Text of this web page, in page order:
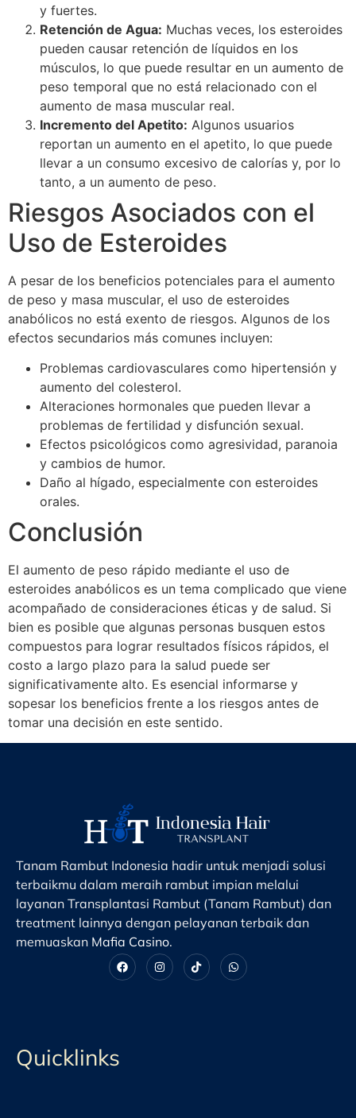
y fuertes.
Retención de Agua: Muchas veces, los esteroides
pueden causar retención de líquidos en los
músculos, lo que puede resultar en un aumento de
peso temporal que no está relacionado con el
aumento de masa muscular real.
Incremento del Apetito: Algunos usuarios
reportan un aumento en el apetito, lo que puede
llevar a un consumo excesivo de calorías y, por lo
tanto, a un aumento de peso.
Riesgos Asociados con el
Uso de Esteroides
A pesar de los beneficios potenciales para el aumento
de peso y masa muscular, el uso de esteroides
anabólicos no está exento de riesgos. Algunos de los
efectos secundarios más comunes incluyen:
Problemas cardiovasculares como hipertensión y
aumento del colesterol.
Alteraciones hormonales que pueden llevar a
problemas de fertilidad y disfunción sexual.
Efectos psicológicos como agresividad, paranoia
y cambios de humor.
Daño al hígado, especialmente con esteroides
orales.
Conclusión
El aumento de peso rápido mediante el uso de
esteroides anabólicos es un tema complicado que viene
acompañado de consideraciones éticas y de salud. Si
bien es posible que algunas personas busquen estos
compuestos para lograr resultados físicos rápidos, el
costo a largo plazo para la salud puede ser
significativamente alto. Es esencial informarse y
sopesar los beneficios frente a los riesgos antes de
tomar una decisión en este sentido.
Tanam Rambut Indonesia hadir untuk menjadi solusi
terbaikmu dalam meraih rambut impian melalui
layanan Transplantasi Rambut (Tanam Rambut) dan
treatment lainnya dengan pelayanan terbaik dan
memuaskan Mafia Casino.
Quicklinks